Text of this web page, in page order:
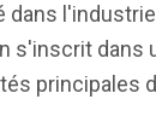
dans
s'inscrit dans
principales